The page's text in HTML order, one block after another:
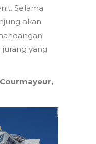
Selama
akan
yang